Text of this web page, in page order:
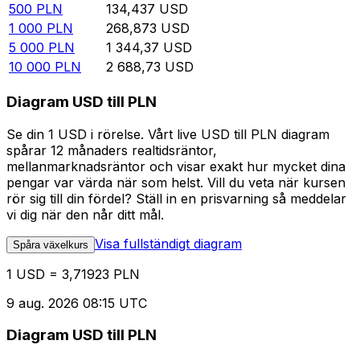
500 PLN 134,437 USD
1 000 PLN 268,873 USD
5 000 PLN 1 344,37 USD
10 000 PLN 2 688,73 USD
Diagram USD till PLN
Se din 1 USD i rörelse. Vårt live USD till PLN diagram
spårar 12 månaders realtidsräntor,
mellanmarknadsräntor och visar exakt hur mycket dina
pengar var värda när som helst. Vill du veta när kursen
rör sig till din fördel? Ställ in en prisvarning så meddelar
vi dig när den når ditt mål.
Spåra växelkurs Visa fullständigt diagram
1 USD = 3,71923 PLN
9 aug. 2026 08:15 UTC
Diagram USD till PLN